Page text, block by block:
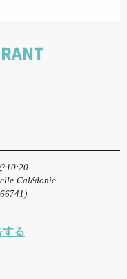
10:20
Calédonie
)
する